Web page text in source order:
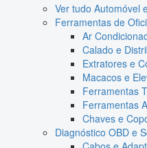
Ver tudo Automóvel
Ferramentas de
Ar
Calado e
Extratores e
Macacos e
Ferramentas
Ferramentas
Chaves e
Diagnóstico OBD e